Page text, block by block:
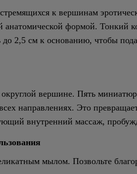
к вершинам
анатомической формой. Тонкий
2,5 см к основанию, чтобы
вершине. Пять
направлениях. Это
внутренний массаж,
мылом. Позвольте